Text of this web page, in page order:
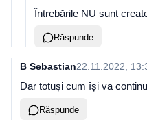
Întrebările NU sunt
Răspunde
B Sebastian22.11.2022,
Dar totuși cum își va
Răspunde